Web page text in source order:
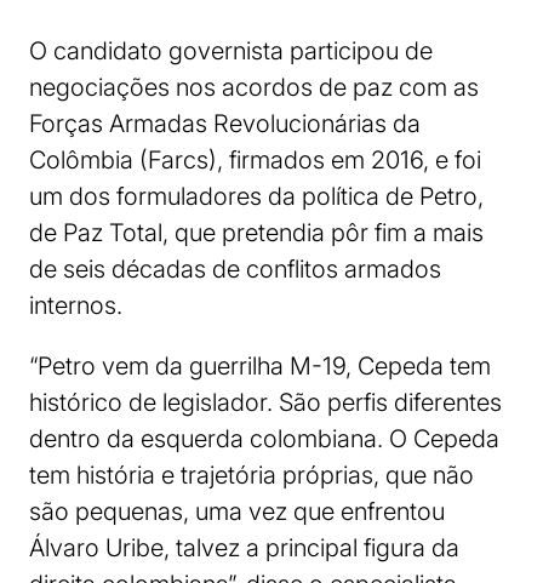
O candidato governista participou de
negociações nos acordos de paz com as
Forças Armadas Revolucionárias da
Colômbia (Farcs), firmados em 2016, e foi
um dos formuladores da política de Petro,
de Paz Total, que pretendia pôr fim a mais
de seis décadas de conflitos armados
internos.
“Petro vem da guerrilha M-19, Cepeda tem
histórico de legislador. São perfis diferentes
dentro da esquerda colombiana. O Cepeda
tem história e trajetória próprias, que não
são pequenas, uma vez que enfrentou
Álvaro Uribe, talvez a principal figura da